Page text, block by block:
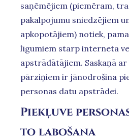
saņēmējiem (piemēram,
pakalpojumu sniedzējiem
apkopotājiem) notiek,
līgumiem starp interneta
apstrādātājiem. Saskaņā ar
pārziņiem ir jānodrošina
personas datu apstrādei.
Piekļuve
to labošana